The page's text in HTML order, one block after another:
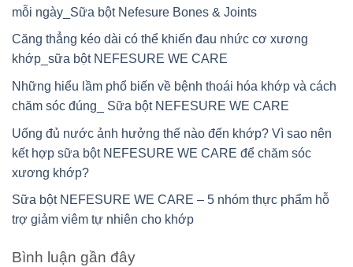
mỗi ngày_Sữa bột Nefesure Bones & Joints
Căng thẳng kéo dài có thể khiến đau nhức cơ xương
khớp_sữa bột NEFESURE WE CARE
Những hiểu lầm phổ biến về bệnh thoái hóa khớp và cách
chăm sóc đúng_ Sữa bột NEFESURE WE CARE
Uống đủ nước ảnh hưởng thế nào đến khớp? Vì sao nên
kết hợp sữa bột NEFESURE WE CARE để chăm sóc
xương khớp?
Sữa bột NEFESURE WE CARE – 5 nhóm thực phẩm hỗ
trợ giảm viêm tự nhiên cho khớp
Bình luận gần đây